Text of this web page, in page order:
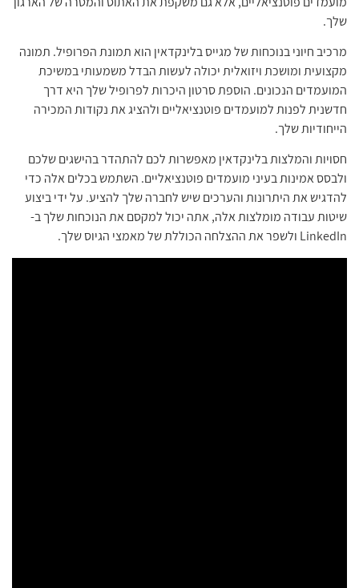
שלך.
מרכיב חיוני בנוכחות של מגייס בלינקדאין הוא תמונת הפרופיל. תמונה
מקצועית ומושכת ויזואלית יכולה לעשות הבדל משמעותי במשיכת
המועמדים הנכונים. הוספת סרטון היכרות לפרופיל שלך היא דרך
חדשנית לפנות למועמדים פוטנציאליים ולהציג את נקודות המכירה
הייחודיות שלך.
חסויות והמלצות בלינקדאין מאפשרות לכם להתהדר בהישגים שלכם
ולבסס אמינות בעיני מועמדים פוטנציאליים. השתמש בכלים אלה כדי
להדגיש את היתרונות והערכים שיש לחברה שלך להציע. על ידי ביצוע
שיטות עבודה מומלצות אלה, אתה יכול למקסם את הנוכחות שלך ב-
LinkedIn ולשפר את ההצלחה הכוללת של מאמצי הגיוס שלך.